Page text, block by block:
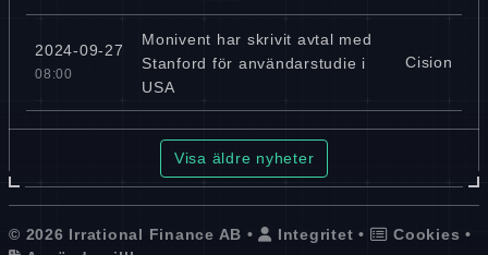
2024-09-27
08:00
Monivent har skrivit avtal med
Stanford för användarstudie i
USA
Cision
Visa äldre nyheter
© 2026 Irrational Finance AB • Integritet • Cookies •